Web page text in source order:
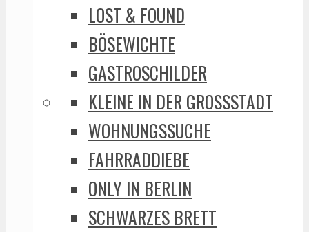
LOST & FOUND
BÖSEWICHTE
GASTROSCHILDER
KLEINE IN DER GROSSSTADT
WOHNUNGSSUCHE
FAHRRADDIEBE
ONLY IN BERLIN
SCHWARZES BRETT